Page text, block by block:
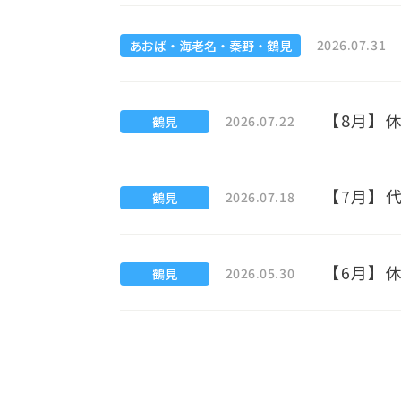
あおば・海老名・秦野・鶴見 2026.07.31
鶴見 2026.07.22 【8月
鶴見 2026.07.18 【7月】
鶴見 2026.05.30 【6月